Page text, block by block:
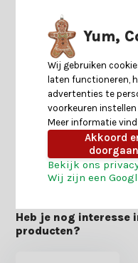
Productomschrijving
Specificaties
Reviews
Heb je nog interesse
producten?
Yum,
Wij gebruiken
laten functioneren,
advertenties te
voorkeuren
Meer informatie
Akkoord
doorgaan
Bekijk ons
Wij zijn een